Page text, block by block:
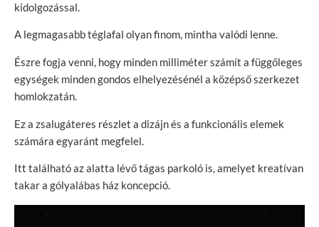
kidolgozással.
A legmagasabb téglafal olyan finom, mintha valódi lenne.
Észre fogja venni, hogy minden milliméter számít a függőleges
egységek minden gondos elhelyezésénél a középső szerkezet
homlokzatán.
Ez a zsalugáteres részlet a dizájn és a funkcionális elemek
számára egyaránt megfelel.
Itt található az alatta lévő tágas parkoló is, amelyet kreatívan
takar a gólyalábas ház koncepció.